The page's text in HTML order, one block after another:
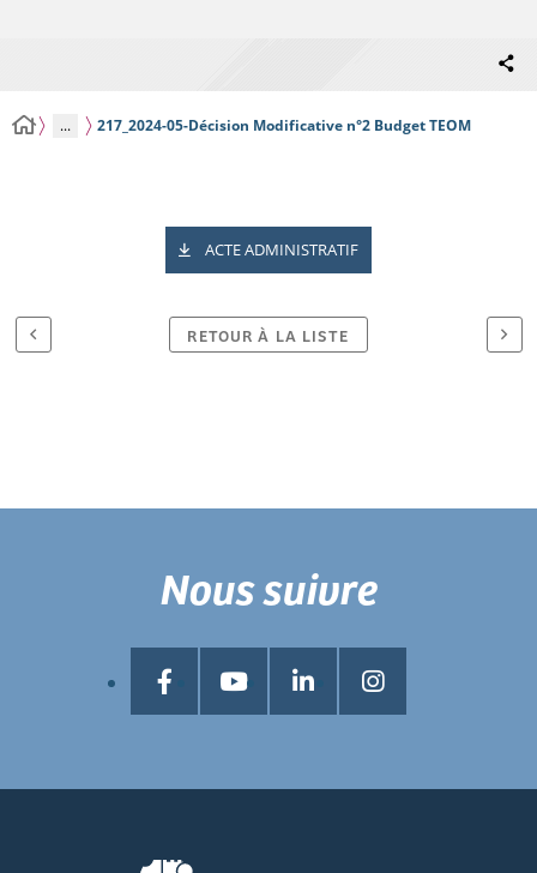
... 217_2024-05-Décision Modificative n°2 Budget TEOM
ACTE ADMINISTRATIF
RETOUR À LA LISTE
Nous suivre